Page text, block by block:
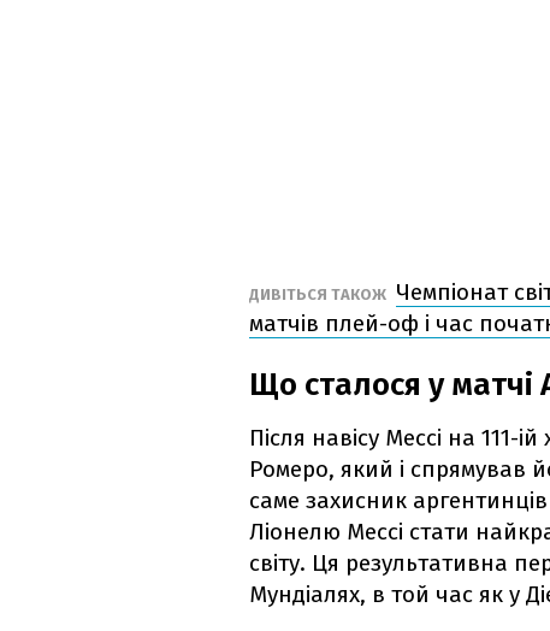
ДИВІТЬСЯ ТАКОЖ Чемпіонат
матчів плей-оф і час
Що сталося у
Після навісу Мессі на 111-
Ромеро, який і спрямував
саме захисник
Ліонелю Мессі стати
світу. Ця результативна
Мундіалях, в той час як у